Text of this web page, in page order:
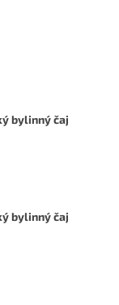
bylinný čaj
bylinný čaj